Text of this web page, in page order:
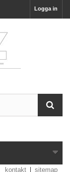
Logga in
kontakt sitemap